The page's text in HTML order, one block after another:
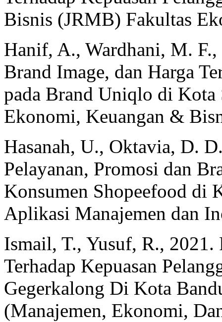
Bisnis (JRMB) Fakultas
Hanif, A., Wardhani, M.
Brand Image, dan Harga
pada Brand Uniqlo di
Ekonomi, Keuangan &
Hasanah, U., Oktavia, D.
Pelayanan, Promosi dan
Konsumen Shopeefood di
Aplikasi Manajemen dan
Ismail, T., Yusuf, R., 2021.
Terhadap Kepuasan
Gegerkalong Di Kota
(Manajemen, Ekonomi,